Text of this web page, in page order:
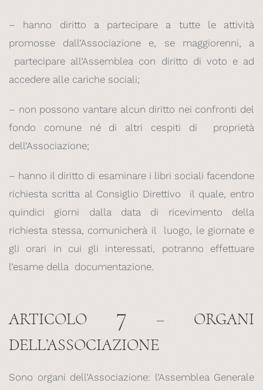
– hanno diritto a partecipare a tutte le attività
promosse dall’Associazione e, se maggiorenni, a
partecipare all’Assemblea con diritto di voto e ad
accedere alle cariche sociali;
– non possono vantare alcun diritto nei confronti del
fondo comune né di altri cespiti di proprietà
dell’Associazione;
– hanno il diritto di esaminare i libri sociali facendone
richiesta scritta al Consiglio Direttivo il quale, entro
quindici giorni dalla data di ricevimento della
richiesta stessa, comunicherà il luogo, le giornate e
gli orari in cui gli interessati, potranno effettuare
l’esame della documentazione.
ARTICOLO 7 – ORGANI
DELL’ASSOCIAZIONE
Sono organi dell’Associazione: l’Assemblea Generale